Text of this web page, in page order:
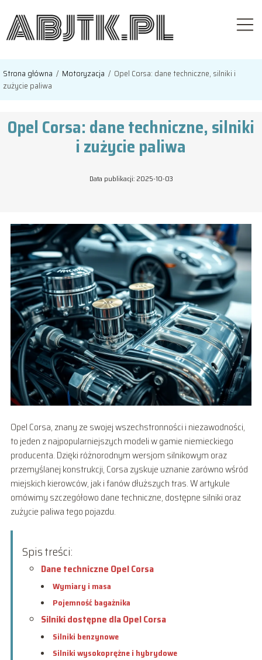
Strona główna / Motoryzacja / Opel Corsa: dane techniczne, silniki i
zużycie paliwa
Opel Corsa: dane techniczne, silniki
i zużycie paliwa
Data publikacji: 2025-10-03
Opel Corsa, znany ze swojej wszechstronności i niezawodności,
to jeden z najpopularniejszych modeli w gamie niemieckiego
producenta. Dzięki różnorodnym wersjom silnikowym oraz
przemyślanej konstrukcji, Corsa zyskuje uznanie zarówno wśród
miejskich kierowców, jak i fanów dłuższych tras. W artykule
omówimy szczegółowo dane techniczne, dostępne silniki oraz
zużycie paliwa tego pojazdu.
Spis treści:
Dane techniczne Opel Corsa
Wymiary i masa
Pojemność bagażnika
Silniki dostępne dla Opel Corsa
Silniki benzynowe
Silniki wysokoprężne i hybrydowe